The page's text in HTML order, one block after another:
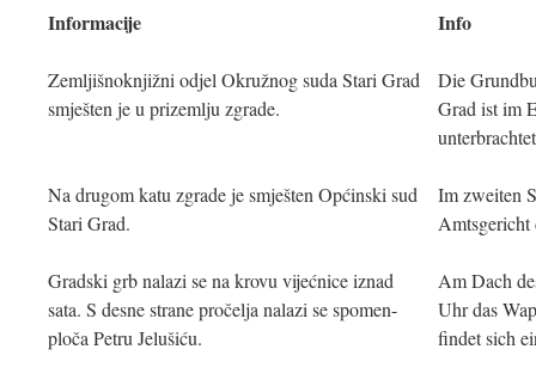
Informacije
Zemljišnoknjižni odjel Okružnog suda Stari Grad
smješten je u prizemlju zgrade.
Info
Die
Grad ist im
Na drugom katu zgrade je smješten Općinski sud
Stari Grad.
Im zweiten
Amtsgericht
Gradski grb nalazi se na krovu vijećnice iznad
sata. S desne strane pročelja nalazi se spomen-
ploča Petru Jelušiću.
Am Dach
Uhr das
findet sich